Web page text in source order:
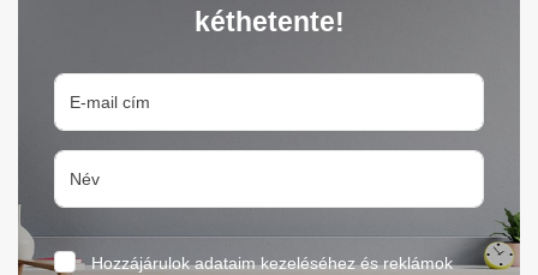
kéthetente!
Hozzájárulok adataim kezeléséhez és reklámok